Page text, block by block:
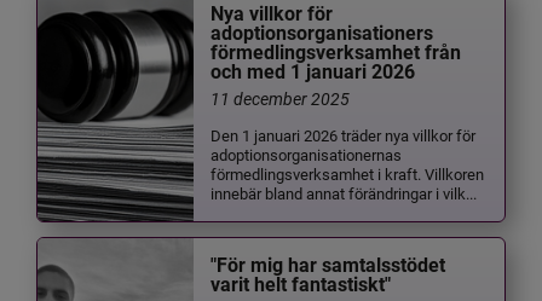
Nya villkor för
adoptionsorganisationers
förmedlingsverksamhet från
och med 1 januari 2026
11 december 2025
Den 1 januari 2026 träder nya villkor för
adoptionsorganisationernas
förmedlingsverksamhet i kraft. Villkoren
innebär bland annat förändringar i vilk...
"För mig har samtalsstödet
varit helt fantastiskt"